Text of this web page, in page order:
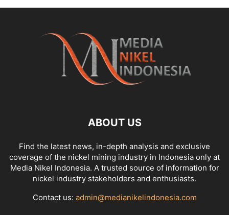
ABOUT US
Find the latest news, in-depth analysis and exclusive
coverage of the nickel mining industry in Indonesia only at
Media Nikel Indonesia. A trusted source of information for
nickel industry stakeholders and enthusiasts.
Contact us: admin@medianikelindonesia.com